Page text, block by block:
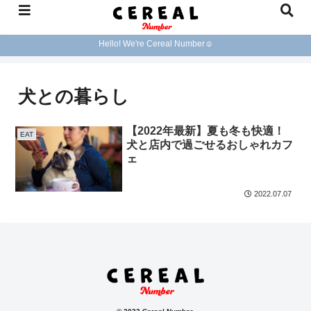
Hello! We're Cereal Number☺︎
犬との暮らし
EAT
【2022年最新】夏も冬も快適！
犬と店内で過ごせるおしゃれカフ
ェ
2022.07.07